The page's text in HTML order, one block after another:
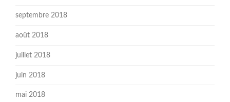
septembre 2018
août 2018
juillet 2018
juin 2018
mai 2018